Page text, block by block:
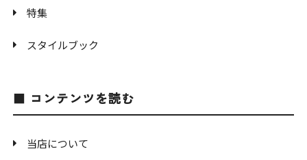
特集
スタイルブック
コンテンツを読む
当店について